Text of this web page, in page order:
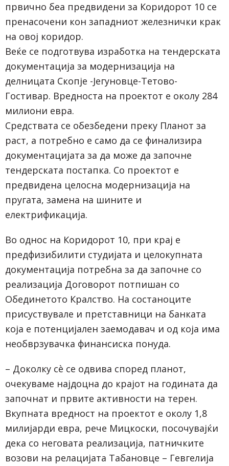
првично беа предвидени за Коридорот 10 се
пренасочени кон западниот железнички крак
на овој коридор.
Веќе се подготвува изработка на тендерската
документација за модернизација на
делницата Скопје -Јегуновце-Тетово-
Гостивар. Вредноста на проектот е околу 284
милиони евра.
Средствата се обезбедени преку Планот за
раст, а потребно е само да се финализира
документацијата за да може да започне
тендерската постапка. Со проектот е
предвидена целосна модернизација на
пругата, замена на шините и
електрификација.
Во однос на Коридорот 10, при крај е
предфизибилити студијата и целокупната
документација потребна за да започне со
реализација Договорот потпишан со
Обединетото Кралство. На состаноците
присуствувале и претставници на банката
која е потенцијален заемодавач и од која има
необврзувачка финансиска понуда.
– Доколку сè се одвива според планот,
очекуваме најдоцна до крајот на годината да
започнат и првите активности на терен.
Вкупната вредност на проектот е околу 1,8
милијарди евра, рече Мицкоски, посочувајќи
дека со неговата реализација, патничките
возови на релацијата Табановце – Гевгелија